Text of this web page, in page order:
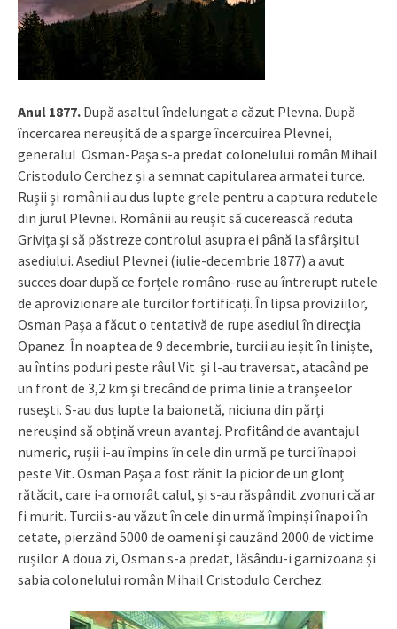
Anul 1877. După asaltul îndelungat a căzut Plevna. După
încercarea nereușită de a sparge încercuirea Plevnei,
generalul Osman-Paşa s-a predat colonelului român Mihail
Cristodulo Cerchez și a semnat capitularea armatei turce.
Rușii și românii au dus lupte grele pentru a captura redutele
din jurul Plevnei. Românii au reușit să cucerească reduta
Grivița și să păstreze controlul asupra ei până la sfârșitul
asediului. Asediul Plevnei (iulie-decembrie 1877) a avut
succes doar după ce forțele româno-ruse au întrerupt rutele
de aprovizionare ale turcilor fortificați. În lipsa proviziilor,
Osman Pașa a făcut o tentativă de rupe asediul în direcția
Opanez. În noaptea de 9 decembrie, turcii au ieșit în liniște,
au întins poduri peste râul Vit și l-au traversat, atacând pe
un front de 3,2 km și trecând de prima linie a tranșeelor
rusești. S-au dus lupte la baionetă, niciuna din părți
nereușind să obțină vreun avantaj. Profitând de avantajul
numeric, rușii i-au împins în cele din urmă pe turci înapoi
peste Vit. Osman Pașa a fost rănit la picior de un glonț
rătăcit, care i-a omorât calul, și s-au răspândit zvonuri că ar
fi murit. Turcii s-au văzut în cele din urmă împinși înapoi în
cetate, pierzând 5000 de oameni și cauzând 2000 de victime
rușilor. A doua zi, Osman s-a predat, lăsându-i garnizoana și
sabia colonelului român Mihail Cristodulo Cerchez.